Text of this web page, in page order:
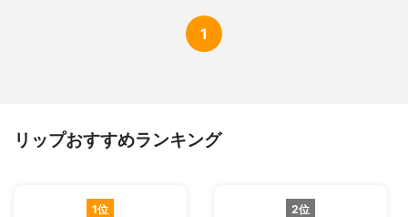
1
リップおすすめランキング
1位 2位